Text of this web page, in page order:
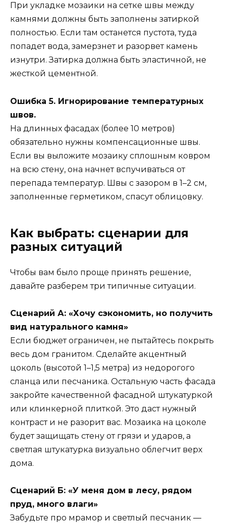
При укладке мозаики на сетке швы между
камнями должны быть заполнены затиркой
полностью. Если там останется пустота, туда
попадет вода, замерзнет и разорвет камень
изнутри. Затирка должна быть эластичной, не
жесткой цементной.
Ошибка 5. Игнорирование температурных
швов.
На длинных фасадах (более 10 метров)
обязательно нужны компенсационные швы.
Если вы выложите мозаику сплошным ковром
на всю стену, она начнет вспучиваться от
перепада температур. Швы с зазором в 1–2 см,
заполненные герметиком, спасут облицовку.
Как выбрать: сценарии для
разных ситуаций
Чтобы вам было проще принять решение,
давайте разберем три типичные ситуации.
Сценарий А: «Хочу сэкономить, но получить
вид натурального камня»
Если бюджет ограничен, не пытайтесь покрыть
весь дом гранитом. Сделайте акцентный
цоколь (высотой 1–1,5 метра) из недорогого
сланца или песчаника. Остальную часть фасада
закройте качественной фасадной штукатуркой
или клинкерной плиткой. Это даст нужный
контраст и не разорит вас. Мозаика на цоколе
будет защищать стену от грязи и ударов, а
светлая штукатурка визуально облегчит верх
дома.
Сценарий Б: «У меня дом в лесу, рядом
пруд, много влаги»
Забудьте про мрамор и светлый песчаник —